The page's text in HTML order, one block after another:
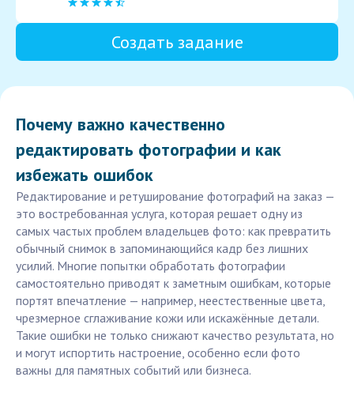
Создать задание
Почему важно качественно
редактировать фотографии и как
избежать ошибок
Редактирование и ретуширование фотографий на заказ —
это востребованная услуга, которая решает одну из
самых частых проблем владельцев фото: как превратить
обычный снимок в запоминающийся кадр без лишних
усилий. Многие попытки обработать фотографии
самостоятельно приводят к заметным ошибкам, которые
портят впечатление — например, неестественные цвета,
чрезмерное сглаживание кожи или искажённые детали.
Такие ошибки не только снижают качество результата, но
и могут испортить настроение, особенно если фото
важны для памятных событий или бизнеса.